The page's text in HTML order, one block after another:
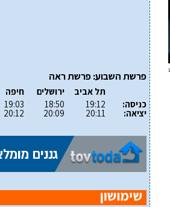
פרשת השבוע: פרשת ראה
כניסה:
יציאה:
תל אביב
19:12
20:11
ירושלים
18:50
20:09
חיפה
19:03
20:12